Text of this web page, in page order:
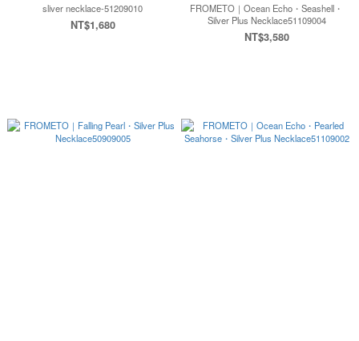
sliver necklace-51209010
NT$1,680
FROMETO｜Ocean Echo・Seashell・
Silver Plus Necklace51109004
NT$3,580